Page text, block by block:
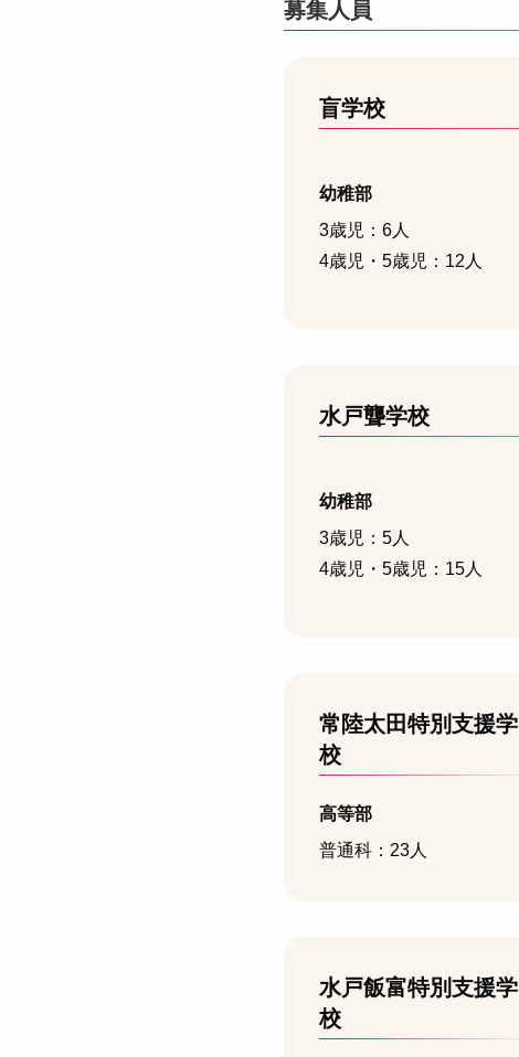
募集人員
盲学校
幼稚部
3歳児：6人
4歳児・5歳児：12人
水戸聾学校
幼稚部
3歳児：5人
4歳児・5歳児：15人
常陸太田特別支援学
校
高等部
普通科：23人
水戸飯富特別支援学
校